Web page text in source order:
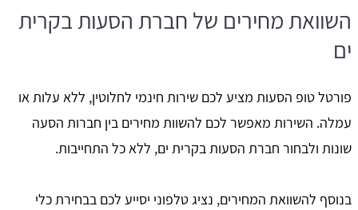
השוואת מחירים של חברת הסעות בקרית
ים
פורטל טופ הסעות מציע לכם שירות חינמי לחלוטין, ללא עלות או
עמלה. השירות מאפשר לכם להשוות מחירים בין חברות הסעה
שונות ולבחור חברת הסעות בקרית ים, ללא כל התחייבות.
בנוסף להשוואת המחירים, נציג טלפוני יסייע לכם בבחירת כלי